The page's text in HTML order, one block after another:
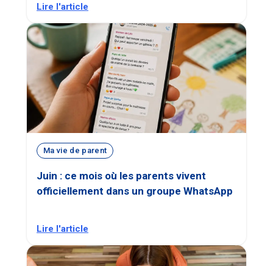
Lire l'article
Ma vie de parent
Juin : ce mois où les parents vivent
officiellement dans un groupe WhatsApp
Lire l'article